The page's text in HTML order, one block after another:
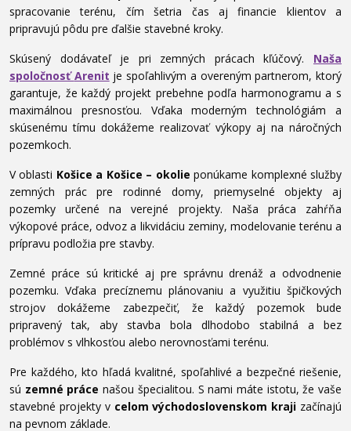
spracovanie terénu, čím šetria čas aj financie klientov a
pripravujú pôdu pre ďalšie stavebné kroky.
Skúsený dodávateľ je pri zemných prácach kľúčový. Naša
spoločnosť Arenit je spoľahlivým a overeným partnerom, ktorý
garantuje, že každý projekt prebehne podľa harmonogramu a s
maximálnou presnosťou. Vďaka moderným technológiám a
skúsenému tímu dokážeme realizovať výkopy aj na náročných
pozemkoch.
V oblasti Košice a Košice – okolie ponúkame komplexné služby
zemných prác pre rodinné domy, priemyselné objekty aj
pozemky určené na verejné projekty. Naša práca zahŕňa
výkopové práce, odvoz a likvidáciu zeminy, modelovanie terénu a
prípravu podložia pre stavby.
Zemné práce sú kritické aj pre správnu drenáž a odvodnenie
pozemku. Vďaka precíznemu plánovaniu a využitiu špičkových
strojov dokážeme zabezpečiť, že každý pozemok bude
pripravený tak, aby stavba bola dlhodobo stabilná a bez
problémov s vlhkosťou alebo nerovnosťami terénu.
Pre každého, kto hľadá kvalitné, spoľahlivé a bezpečné riešenie,
sú zemné práce našou špecialitou. S nami máte istotu, že vaše
stavebné projekty v celom východoslovenskom kraji začínajú
na pevnom základe.